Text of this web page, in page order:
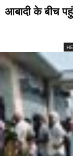
आबादी के बीच